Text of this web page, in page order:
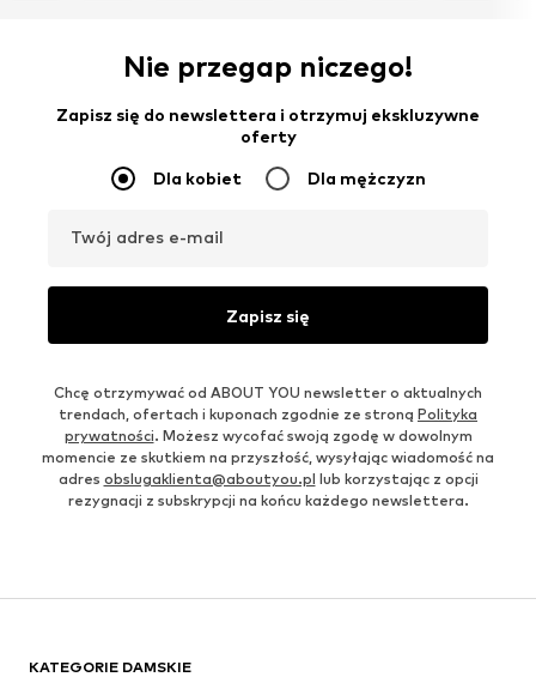
Nie przegap niczego!
Zapisz się do newslettera i otrzymuj ekskluzywne
oferty
Dla kobiet Dla mężczyzn
Twój adres e-mail
Zapisz się
Chcę otrzymywać od ABOUT YOU newsletter o aktualnych
trendach, ofertach i kuponach zgodnie ze stroną Polityka
prywatności. Możesz wycofać swoją zgodę w dowolnym
momencie ze skutkiem na przyszłość, wysyłając wiadomość na
adres obslugaklienta@aboutyou.pl lub korzystając z opcji
rezygnacji z subskrypcji na końcu każdego newslettera.
KATEGORIE DAMSKIE